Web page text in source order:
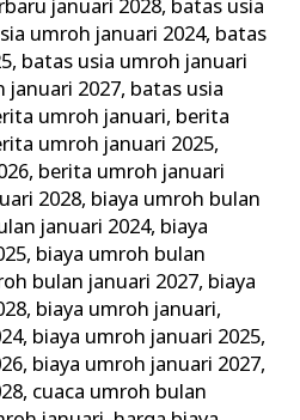
januari 2028, batas usia
umroh januari 2024, batas
, batas usia umroh januari
januari 2027, batas usia
umroh januari, berita
umroh januari 2025,
, berita umroh januari
2028, biaya umroh bulan
januari 2024, biaya
, biaya umroh bulan
bulan januari 2027, biaya
, biaya umroh januari,
, biaya umroh januari 2025,
, biaya umroh januari 2027,
, cuaca umroh bulan